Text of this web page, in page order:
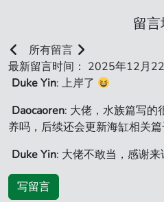
留
所有留言
最新留言时间： 2025年12月
Duke Yin: 上岸了
Daocaoren: 大佬，水族篇写的
养吗，后续还会更新海缸相关
Duke Yin: 大佬不敢当，感谢来
写留言